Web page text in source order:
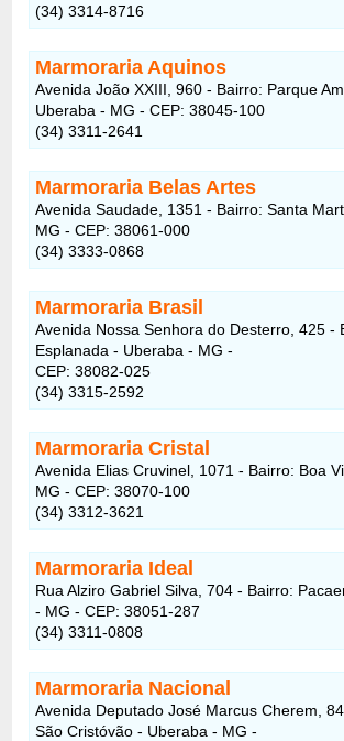
(34) 3314-8716
Marmoraria Aquinos
Avenida João XXIII, 960 - Bairro: Parque
Uberaba - MG - CEP: 38045-100
(34) 3311-2641
Marmoraria Belas Artes
Avenida Saudade, 1351 - Bairro: Santa
MG - CEP: 38061-000
(34) 3333-0868
Marmoraria Brasil
Avenida Nossa Senhora do Desterro, 425 -
Esplanada - Uberaba - MG -
CEP: 38082-025
(34) 3315-2592
Marmoraria Cristal
Avenida Elias Cruvinel, 1071 - Bairro: Boa
MG - CEP: 38070-100
(34) 3312-3621
Marmoraria Ideal
Rua Alziro Gabriel Silva, 704 - Bairro:
- MG - CEP: 38051-287
(34) 3311-0808
Marmoraria Nacional
Avenida Deputado José Marcus Cherem,
São Cristóvão - Uberaba - MG -